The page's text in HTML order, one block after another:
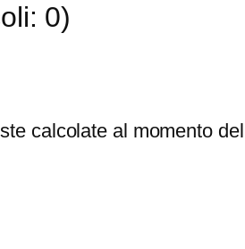
0)
calcolate al momento